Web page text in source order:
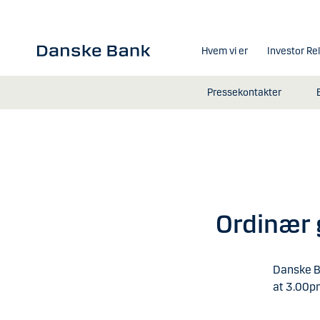
Hvem vi er Investor
Pressekontakter
Ordinær
Danske
at